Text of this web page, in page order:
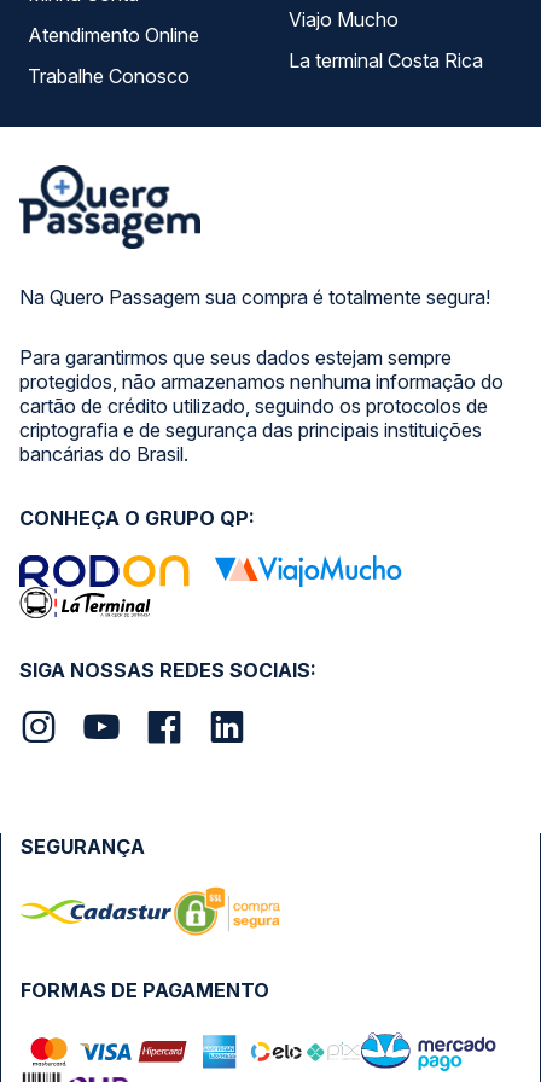
Na Quero Passagem sua compra é totalmente segura!
Para garantirmos que seus dados estejam sempre
protegidos, não armazenamos nenhuma informação do
cartão de crédito utilizado, seguindo os protocolos de
criptografia e de segurança das principais instituições
bancárias do Brasil.
Atendimento Online
Trabalhe Conosco
Viajo Mucho
La terminal Costa Rica
SIGA NOSSAS REDES SOCIAIS:
CONHEÇA O GRUPO QP:
FORMAS DE PAGAMENTO
SEGURANÇA